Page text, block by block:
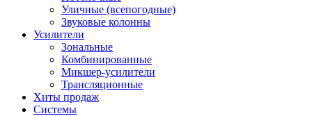
Уличные (всепогодные)
Звуковые колонны
Усилители
Зональные
Комбинированные
Микшер-усилители
Трансляционные
Хиты продаж
Системы